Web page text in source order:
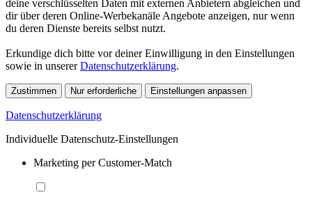
deine verschlüsselten Daten mit externen Anbietern abgleichen und
dir über deren Online-Werbekanäle Angebote anzeigen, nur wenn
du deren Dienste bereits selbst nutzt.
Erkundige dich bitte vor deiner Einwilligung in den Einstellungen
sowie in unsererDatenschutzerklärung.
Zustimmen Nur erforderliche Einstellungen anpassen
Datenschutzerklärung
Individuelle Datenschutz-Einstellungen
Marketing per Customer-Match